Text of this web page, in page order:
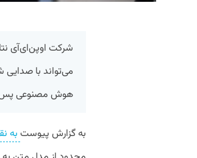
شرکت اوپن‌ای‌آی
می‌تواند با
هوش مصنوعی پس
به گزارش پیوست به